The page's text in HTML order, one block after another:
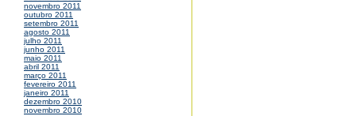
novembro 2011
outubro 2011
setembro 2011
agosto 2011
julho 2011
junho 2011
maio 2011
abril 2011
março 2011
fevereiro 2011
janeiro 2011
dezembro 2010
novembro 2010